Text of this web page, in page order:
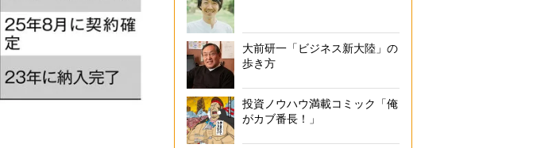
大前研一「ビジネス新大陸」の
歩き方
投資ノウハウ満載コミック「俺
がカブ番長！」